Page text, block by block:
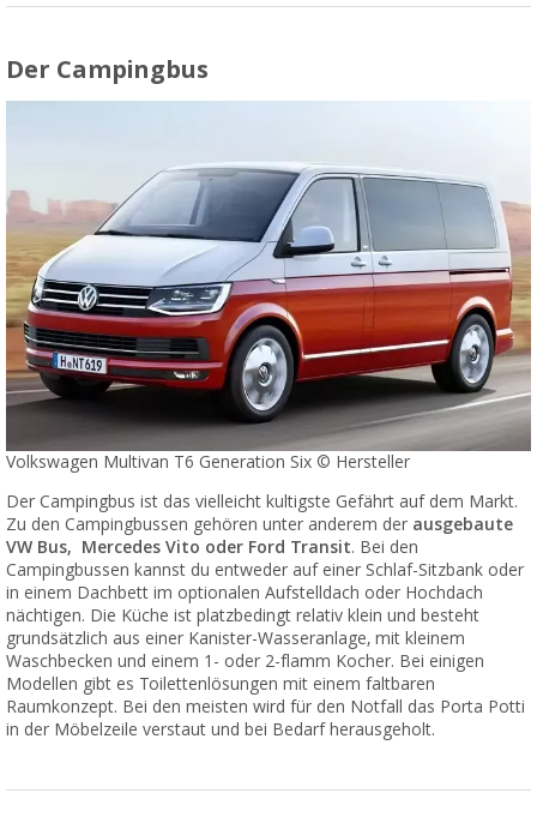
Der Campingbus
Volkswagen Multivan T6 Generation Six © Hersteller
Der Campingbus ist das vielleicht kultigste Gefährt auf dem Markt.
Zu den Campingbussen gehören unter anderem der ausgebaute
VW Bus, Mercedes Vito oder Ford Transit. Bei den
Campingbussen kannst du entweder auf einer Schlaf-Sitzbank oder
in einem Dachbett im optionalen Aufstelldach oder Hochdach
nächtigen. Die Küche ist platzbedingt relativ klein und besteht
grundsätzlich aus einer Kanister-Wasseranlage, mit kleinem
Waschbecken und einem 1- oder 2-flamm Kocher. Bei einigen
Modellen gibt es Toilettenlösungen mit einem faltbaren
Raumkonzept. Bei den meisten wird für den Notfall das Porta Potti
in der Möbelzeile verstaut und bei Bedarf herausgeholt.